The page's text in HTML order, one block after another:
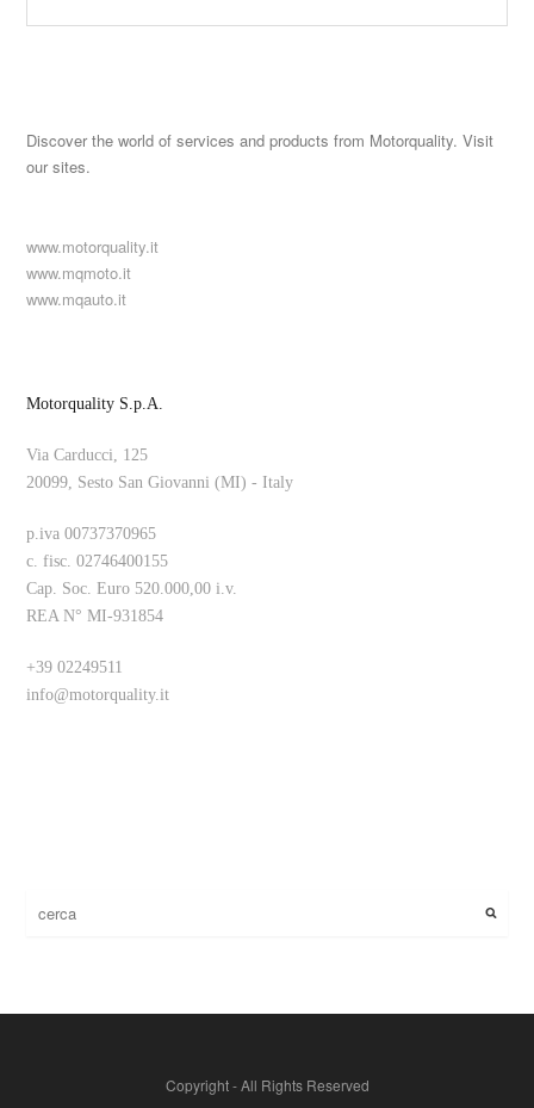
Discover the world of services and products from Motorquality. Visit
our sites.
www.motorquality.it
www.mqmoto.it
www.mqauto.it
Motorquality S.p.A.
Via Carducci, 125
20099, Sesto San Giovanni (MI) - Italy
p.iva 00737370965
c. fisc. 02746400155
Cap. Soc. Euro 520.000,00 i.v.
REA N° MI-931854
+39 02249511
info@motorquality.it
Copyright - All Rights Reserved